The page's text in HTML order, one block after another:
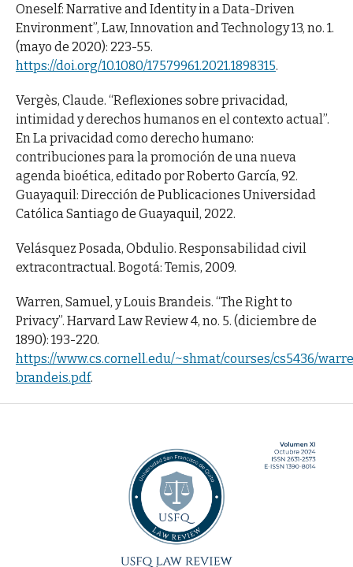
Oneself: Narrative and Identity in a Data-Driven
Environment”, Law, Innovation and Technology 13, no. 1.
(mayo de 2020): 223-55.
https://doi.org/10.1080/17579961.2021.1898315.
Vergès, Claude. “Reflexiones sobre privacidad,
intimidad y derechos humanos en el contexto actual”.
En La privacidad como derecho humano:
contribuciones para la promoción de una nueva
agenda bioética, editado por Roberto García, 92.
Guayaquil: Dirección de Publicaciones Universidad
Católica Santiago de Guayaquil, 2022.
Velásquez Posada, Obdulio. Responsabilidad civil
extracontractual. Bogotá: Temis, 2009.
Warren, Samuel, y Louis Brandeis. “The Right to
Privacy”. Harvard Law Review 4, no. 5. (diciembre de
1890): 193-220.
https://www.cs.cornell.edu/~shmat/courses/cs5436/
brandeis.pdf.